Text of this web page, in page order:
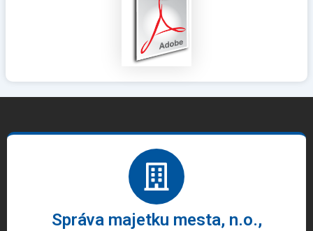
Správa majetku mesta, n.o.,